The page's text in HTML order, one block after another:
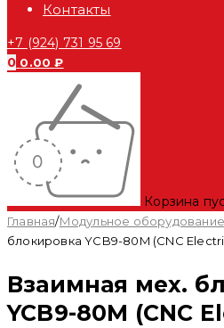
Контакты
+7 (924) 731 95 69
0 0.00₽
Корзина
Главная/Модульное
блокировка YCB9-80M (CNC
Взаимная мех.
YCB9-80M (CNC